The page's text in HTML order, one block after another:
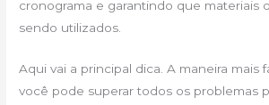
cronograma e garantindo que materiais
sendo utilizados.
Aqui vai a principal dica. A maneira mais
você pode superar todos os problemas